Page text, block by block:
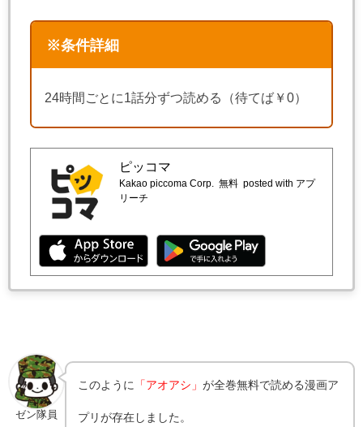
※条件詳細
24時間ごとに1話分ずつ読める（待てば￥0）
ピッコマ
Kakao piccoma Corp. 無料 posted with アプ
リーチ
ゼン隊員
このように 「アオアシ」が全巻無料で読める漫画ア
プリが存在しました。